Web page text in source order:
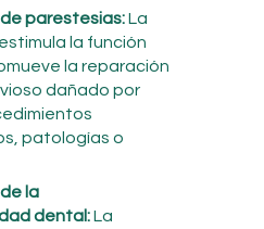
parestesias:La
la función
la reparación
dañado por
patologías o
la
dental:La